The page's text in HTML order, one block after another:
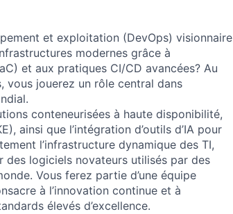
et exploitation (DevOps) visionnaire
modernes grâce à
et aux pratiques CI/CD avancées? Au
vous jouerez un rôle central dans
conteneurisées à haute disponibilité,
ainsi que l’intégration d’outils d’IA pour
l’infrastructure dynamique des TI,
des logiciels novateurs utilisés par des
Vous ferez partie d’une équipe
à l’innovation continue et à
élevés d’excellence.